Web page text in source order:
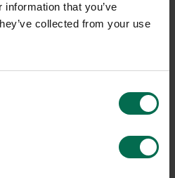
that you’ve
collected from your use